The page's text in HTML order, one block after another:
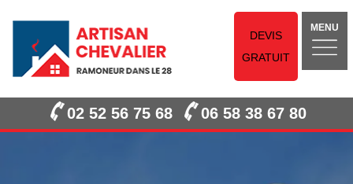
DEVIS
GRATUIT
MENU
02 52 56 75 68 06 58 38 67 80